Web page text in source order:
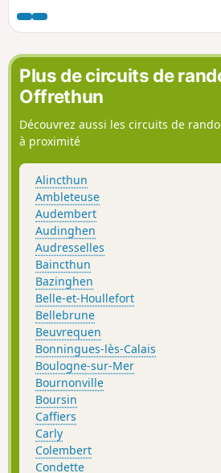
plage. Majeure partie de la balade à
l'ombre et la plage pour pique-
Plus de circuits de
Offrethun
Découvrez aussi les circuits de
à proximité
Alincthun
Ambleteuse
Audembert
Audinghen
Audresselles
Baincthun
Bazinghen
Belle-et-Houllefort
Bellebrune
Beuvrequen
Bonningues-lès-Calais
Boulogne-sur-Mer
Bournonville
Boursin
Caffiers
Carly
Colembert
Condette